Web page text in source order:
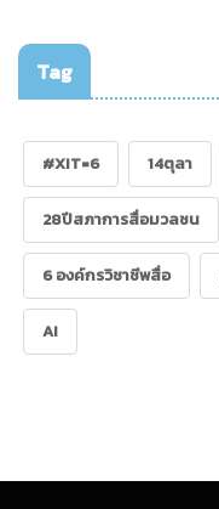
Tag
#XIT=6 14ตุลา
28ปีสภาการสื่อมวลชน
6 องค์กรวิชาชีพสื่อ
AI